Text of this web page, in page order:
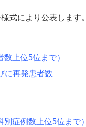
式により公表します。
上位5位まで）
に再発患者数
症例数上位5位まで）